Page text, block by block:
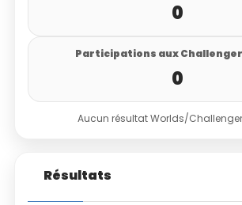
0
Participations aux
0
Aucun résultat Worlds/
Résultats